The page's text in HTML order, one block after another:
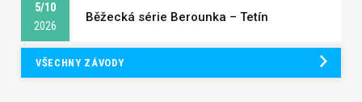
5/10
2026
Běžecká série Berounka – Tetín
VŠECHNY ZÁVODY